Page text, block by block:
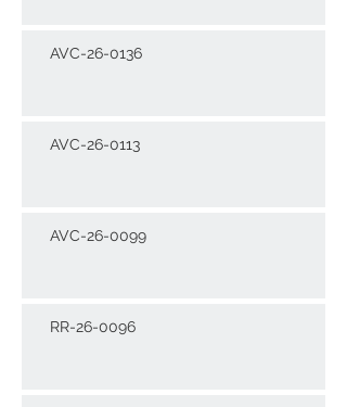
AVC-26-0136
AVC-26-0113
AVC-26-0099
RR-26-0096